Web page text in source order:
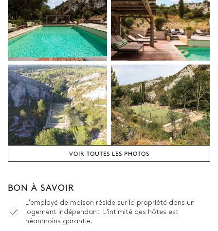
VOIR TOUTES LES PHOTOS
BON À SAVOIR
L'employé de maison réside sur la propriété dans un
logement indépendant. L'intimité des hôtes est
néanmoins garantie.